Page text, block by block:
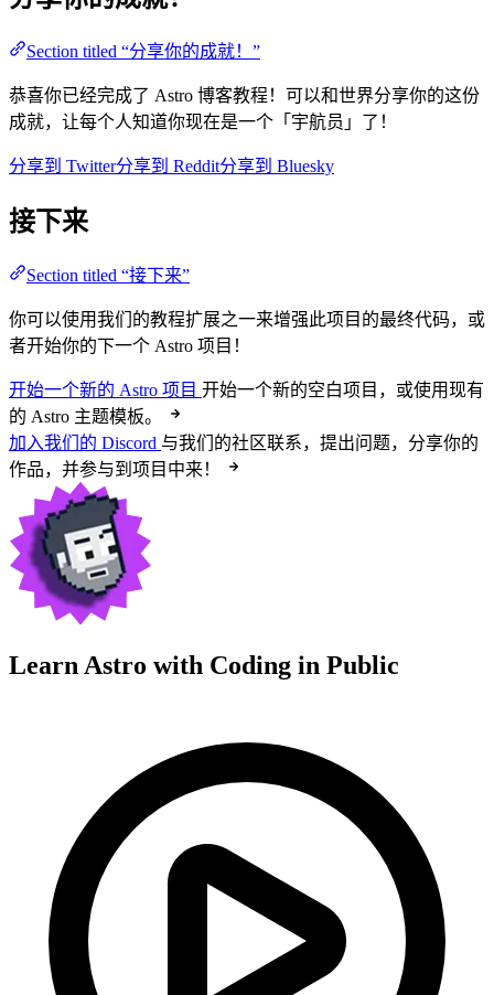
Section titled “分享你的成就！”
恭喜你已经完成了 Astro 博客教程！可以和世界分享你的这份
成就，让每个人知道你现在是一个「宇航员」了！
分享到 Twitter分享到 Reddit分享到 Bluesky
接下来
Section titled “接下来”
你可以使用我们的教程扩展之一来增强此项目的最终代码，或
者开始你的下一个 Astro 项目！
开始一个新的 Astro 项目 开始一个新的空白项目，或使用现有
的 Astro 主题模板。
加入我们的 Discord 与我们的社区联系，提出问题，分享你的
作品，并参与到项目中来！
Learn Astro with Coding in Public